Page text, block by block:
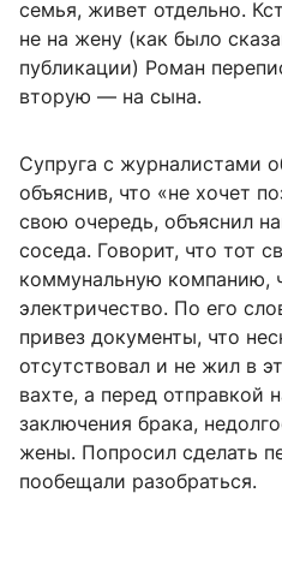
семья, живет отдельно.
не на жену (как было
публикации) Роман
вторую — на сына.
Супруга с журналистами
объяснив, что «не хочет
свою очередь, объяснил
соседа. Говорит, что тот
коммунальную компанию,
электричество. По его
привез документы, что
отсутствовал и не жил в
вахте, а перед отправкой
заключения брака,
жены. Попросил сделать
пообещали разобраться.